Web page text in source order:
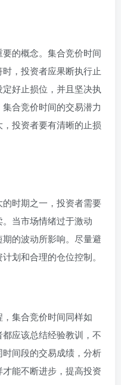
的概念。集合竞价时间
，投资者应果断执行止
好止损位，并且坚决执
合竞价时间的交易潜力
投资者要有清晰的止损
时期之一，投资者需要
当市场情绪过于激动
的波动所影响。尽量避
划和合理的仓位控制。
集合竞价时间同样如
应该总结经验教训，不
间段的交易成绩，分析
能不断进步，提高投资